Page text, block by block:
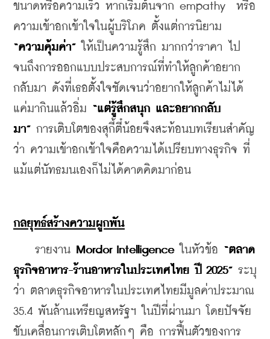
ขนาดหรือความเร็ว หากเริ่มต้นจาก empathy  หรือ
“ความคุ้มค่า” ให้เป็นความรู้สึก มากกว่าราคา ไป
จนถึงการออกแบบประสบการณ์ที่ทำให้ลูกค้าอยาก
กลับมา ดังที่เธอตั้งใจชัดเจนว่าอยากให้ลูกค้าไม่ได้
แค่มากินแล้วอิ่ม “แต่รู้สึกสนุก และอยากกลับ
มา” การเติบโตของสุกี้ตี๋น้อยจึงสะท้อนบทเรียนสำคัญ
ว่า ความเข้าอกเข้าใจคือความได้เปรียบทางธุรกิจ ที่
แม้แต่นัทธมนเองก็ไม่ได้คาดคิดมาก่อน
กลยุทธ์สร้างความผูกพัน
รายงาน Mordor Intelligence ในหัวข้อ “ตลาด
ธุรกิจอาหาร-ร้านอาหารในประเทศไทย ปี 2025” ระบุ
ว่า ตลาดธุรกิจอาหารในประเทศไทยมีมูลค่าประมาณ
35.4 พันล้านเหรียญสหรัฐฯ ในปีที่ผ่านมา โดยปัจจัย
ขับเคลื่อนการเติบโตหลักๆ คือ การฟื้นตัวของการ